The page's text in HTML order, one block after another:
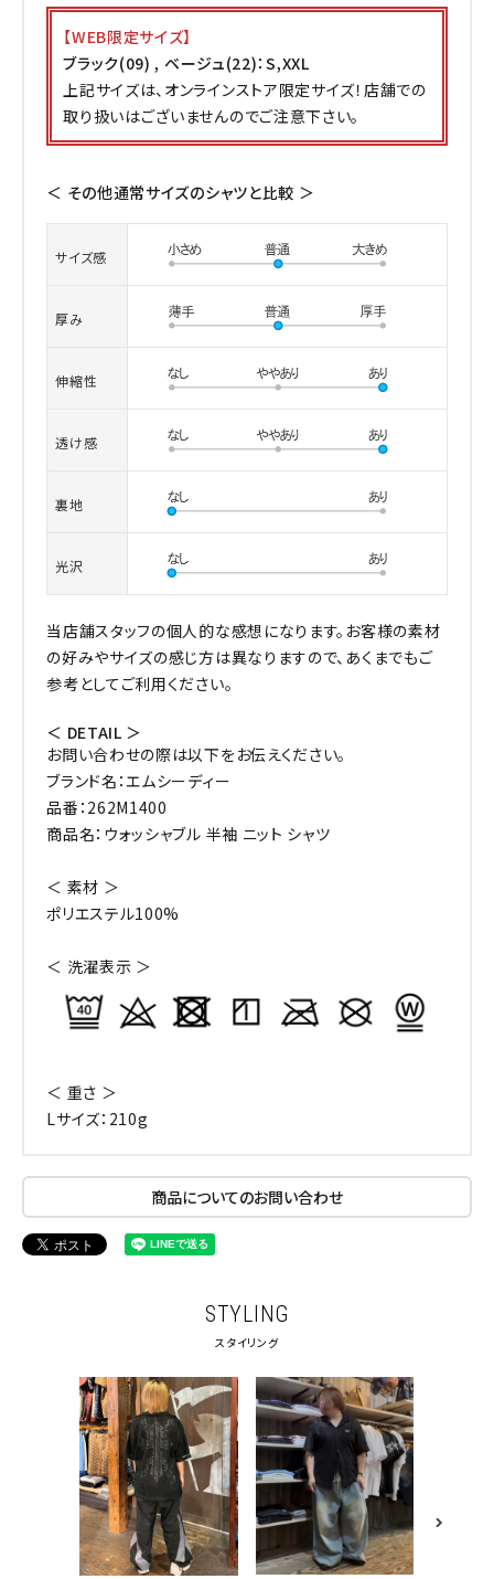
【WEB限定サイズ】
ブラック(09) , ベージュ(22)：S,XXL
上記サイズは、オンラインストア限定サイズ！店舗での
取り扱いはございませんのでご注意下さい。
＜ その他通常サイズのシャツと比較 ＞
サイズ感
厚み
伸縮性
透け感
裏地
光沢
当店舗スタッフの個人的な感想になります。お客様の素材
の好みやサイズの感じ方は異なりますので、あくまでもご
参考としてご利用ください。
＜ DETAIL ＞
お問い合わせの際は以下をお伝えください。
ブランド名：エムシーディー
品番：262M1400
商品名：ウォッシャブル 半袖 ニット シャツ
＜ 素材 ＞
ポリエステル100%
＜ 洗濯表示 ＞
＜ 重さ ＞
Lサイズ：210g
商品についてのお問い合わせ
STYLING
スタイリング